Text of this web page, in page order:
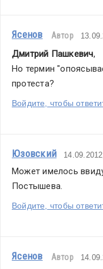
Ясенов Автор
Дмитрий Пашкевич,
Но термин
протеста?
Войдите, чтобы
Юзовский
Может имелось
Постышева.
Войдите, чтобы
Ясенов Автор